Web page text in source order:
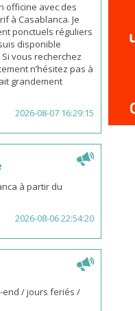
officine avec des
à Casablanca. Je
ponctuels réguliers
disponible
vous recherchez
n’hésitez pas à
grandement
2026-08-07 16:29:15
à partir du
2026-08-06 22:54:20
end / jours feriés /